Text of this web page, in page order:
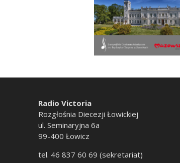
Radio Victoria
Rozgłośnia Diecezji Łowickiej
ul. Seminaryjna 6a
99-400 Łowicz
tel. 46 837 60 69 (sekretariat)